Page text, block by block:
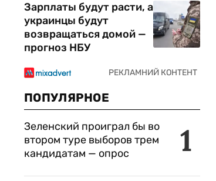
Зарплаты будут расти, а
украинцы будут
возвращаться домой —
прогноз НБУ
ПОПУЛЯРНОЕ
1
Зеленский проиграл бы во
втором туре выборов трем
кандидатам — опрос